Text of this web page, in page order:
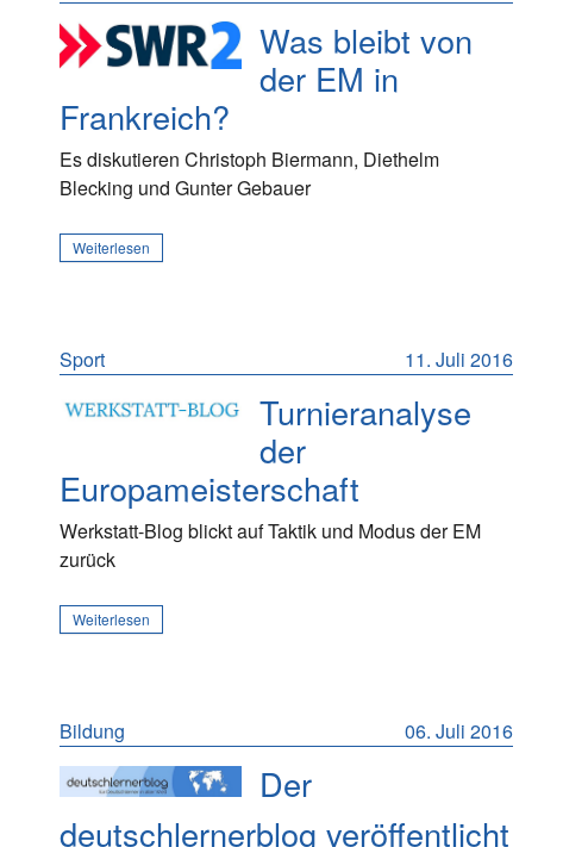
Was bleibt von
der EM in
Frankreich?
Es diskutieren Christoph Biermann, Diethelm
Blecking und Gunter Gebauer
Weiterlesen
11. Juli 2016
Sport
Turnieranalyse
der
Europameisterschaft
Werkstatt-Blog blickt auf Taktik und Modus der EM
zurück
Weiterlesen
06. Juli 2016
Bildung
Der
deutschlernerblog veröffentlicht